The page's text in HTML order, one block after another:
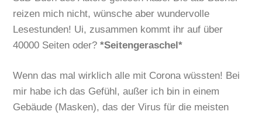
reizen mich nicht, wünsche aber wundervolle
Lesestunden! Ui, zusammen kommt ihr auf über
40000 Seiten oder?*Seitengeraschel*
Wenn das mal wirklich alle mit Corona wüssten! Bei
mir habe ich das Gefühl, außer ich bin in einem
Gebäude (Masken), das der Virus für die meisten